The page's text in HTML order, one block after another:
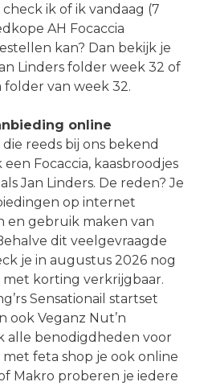
ik of ik vandaag (7
AH Focaccia
kan? Dan bekijk je
Linders folder week 32 of
folder van week 32.
online
reeds bij ons bekend
Focaccia, kaasbroodjes
Jan Linders. De reden? Je
op internet
en gebruik maken van
dit veelgevraagde
je in augustus 2026 nog
korting verkrijgbaar.
Sensationail startset
ook Veganz Nut’n
alle benodigdheden voor
met feta shop je ook online
Makro proberen je iedere